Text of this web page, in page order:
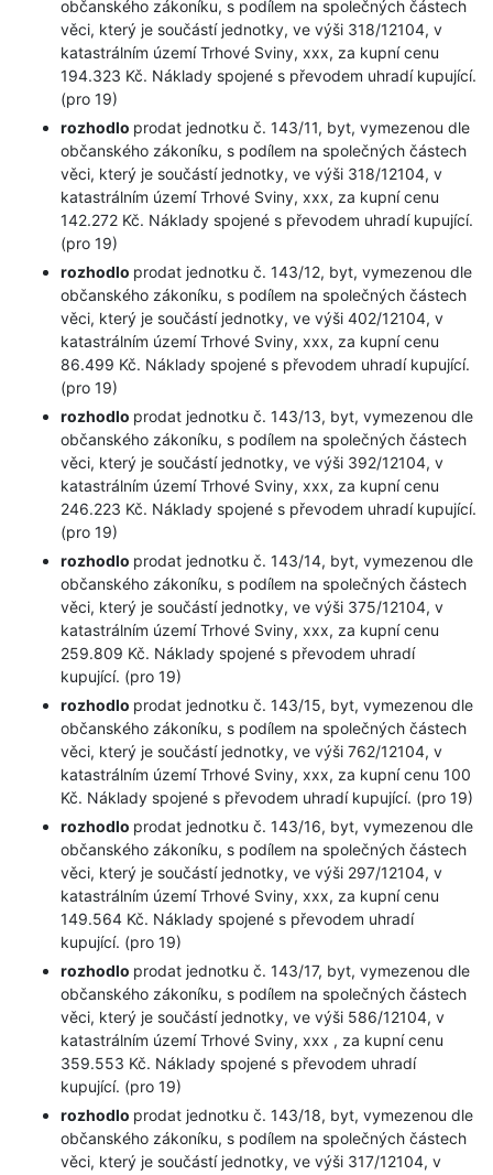
občanského zákoníku, s podílem na společných částech
věci, který je součástí jednotky, ve výši 318/12104, v
katastrálním území Trhové Sviny, xxx, za kupní cenu
194.323 Kč. Náklady spojené s převodem uhradí kupující.
(pro 19)
rozhodlo prodat jednotku č. 143/11, byt, vymezenou dle
občanského zákoníku, s podílem na společných částech
věci, který je součástí jednotky, ve výši 318/12104, v
katastrálním území Trhové Sviny, xxx, za kupní cenu
142.272 Kč. Náklady spojené s převodem uhradí kupující.
(pro 19)
rozhodlo prodat jednotku č. 143/12, byt, vymezenou dle
občanského zákoníku, s podílem na společných částech
věci, který je součástí jednotky, ve výši 402/12104, v
katastrálním území Trhové Sviny, xxx, za kupní cenu
86.499 Kč. Náklady spojené s převodem uhradí kupující.
(pro 19)
rozhodlo prodat jednotku č. 143/13, byt, vymezenou dle
občanského zákoníku, s podílem na společných částech
věci, který je součástí jednotky, ve výši 392/12104, v
katastrálním území Trhové Sviny, xxx, za kupní cenu
246.223 Kč. Náklady spojené s převodem uhradí kupující.
(pro 19)
rozhodlo prodat jednotku č. 143/14, byt, vymezenou dle
občanského zákoníku, s podílem na společných částech
věci, který je součástí jednotky, ve výši 375/12104, v
katastrálním území Trhové Sviny, xxx, za kupní cenu
259.809 Kč. Náklady spojené s převodem uhradí
kupující. (pro 19)
rozhodlo prodat jednotku č. 143/15, byt, vymezenou dle
občanského zákoníku, s podílem na společných částech
věci, který je součástí jednotky, ve výši 762/12104, v
katastrálním území Trhové Sviny, xxx, za kupní cenu 100
Kč. Náklady spojené s převodem uhradí kupující. (pro 19)
rozhodlo prodat jednotku č. 143/16, byt, vymezenou dle
občanského zákoníku, s podílem na společných částech
věci, který je součástí jednotky, ve výši 297/12104, v
katastrálním území Trhové Sviny, xxx, za kupní cenu
149.564 Kč. Náklady spojené s převodem uhradí
kupující. (pro 19)
rozhodlo prodat jednotku č. 143/17, byt, vymezenou dle
občanského zákoníku, s podílem na společných částech
věci, který je součástí jednotky, ve výši 586/12104, v
katastrálním území Trhové Sviny, xxx , za kupní cenu
359.553 Kč. Náklady spojené s převodem uhradí
kupující. (pro 19)
rozhodlo prodat jednotku č. 143/18, byt, vymezenou dle
občanského zákoníku, s podílem na společných částech
věci, který je součástí jednotky, ve výši 317/12104, v